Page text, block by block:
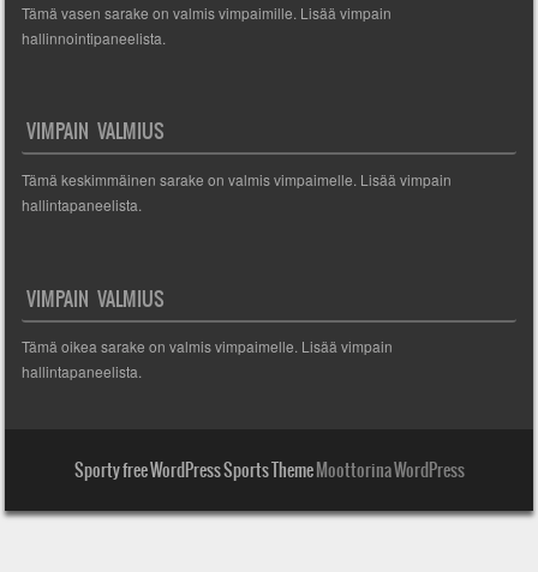
Tämä vasen sarake on valmis vimpaimille. Lisää vimpain
hallinnointipaneelista.
VIMPAIN VALMIUS
Tämä keskimmäinen sarake on valmis vimpaimelle. Lisää vimpain
hallintapaneelista.
VIMPAIN VALMIUS
Tämä oikea sarake on valmis vimpaimelle. Lisää vimpain
hallintapaneelista.
Sporty free WordPress Sports ThemeMoottorina WordPress